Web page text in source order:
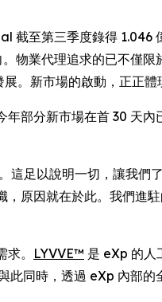
至第三季度錄得 1.046
物業代理追求的已不僅限
。新市場的啟動，正正體
部分新市場在首 30 天
足以說明一切，讓我們
原因就在於此。我們進
。 LYVVE™ 是 eXp 的人
此同時，透過 eXp 內部的